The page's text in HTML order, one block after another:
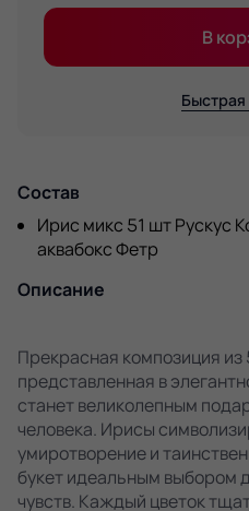
В
Быстрая
Состав
Ирис микс 51 шт Рускус
аквабокс Фетр
Описание
Прекрасная композиция из
представленная в
станет великолепным
человека. Ирисы
умиротворение и
букет идеальным выбором
чувств. Каждый цветок